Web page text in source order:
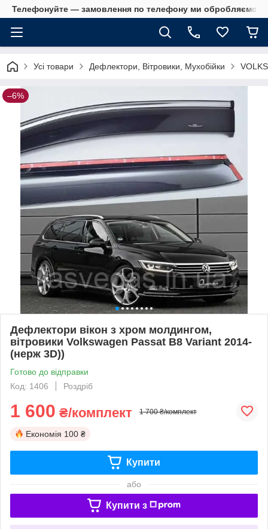
Телефонуйте — замовлення по телефону ми обробляємо в
Усі товари Дефлектори, Вітровики, Мухобійки
–6%
Дефлектори вікон з хром молдингом,
вітровики Volkswagen Passat B8 Variant 2014-
(нерж 3D))
Готово до відправки
Код: 1406
Роздріб
1 600 ₴/комплект 1 700 ₴/комплект
Економія 100 ₴
Купити
або
Купити з